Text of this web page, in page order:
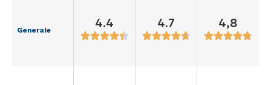
Generale 4.4 4.7 4,8